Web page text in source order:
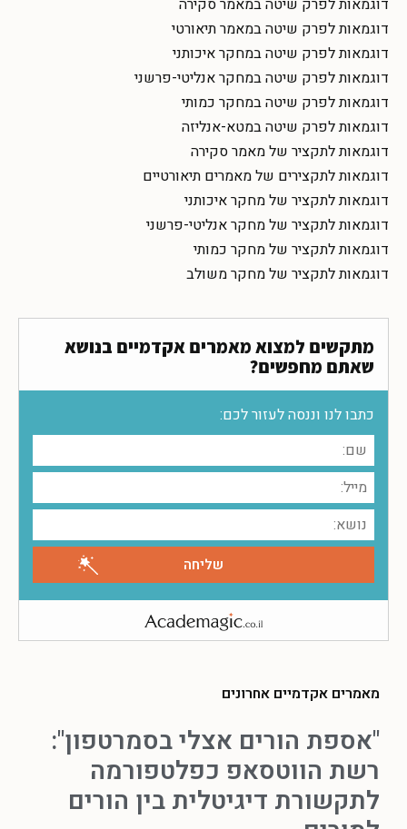
דוגמאות לפרק שיטה במאמר תיאורטי
דוגמאות לפרק שיטה במחקר איכותני
דוגמאות לפרק שיטה במחקר אנליטי-פרשני
דוגמאות לפרק שיטה במחקר כמותי
דוגמאות לפרק שיטה במטא-אנליזה
דוגמאות לתקציר של מאמר סקירה
דוגמאות לתקצירים של מאמרים תיאורטיים
דוגמאות לתקציר של מחקר איכותני
דוגמאות לתקציר של מחקר אנליטי-פרשני
דוגמאות לתקציר של מחקר כמותי
דוגמאות לתקציר של מחקר משולב
מתקשים למצוא מאמרים אקדמיים בנושא
שאתם מחפשים?
כתבו לנו וננסה לעזור לכם:
מאמרים אקדמיים אחרונים
"אספת הורים אצלי בסמרטפון":
רשת הווטסאפ כפלטפורמה
לתקשורת דיגיטלית בין הורים